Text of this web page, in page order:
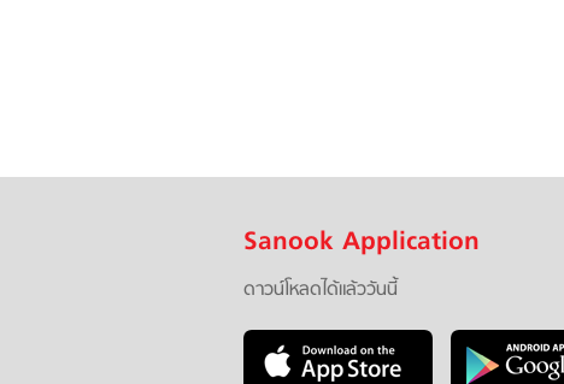
Sanook Application
ดาวน์โหลดได้แล้ววันนี้